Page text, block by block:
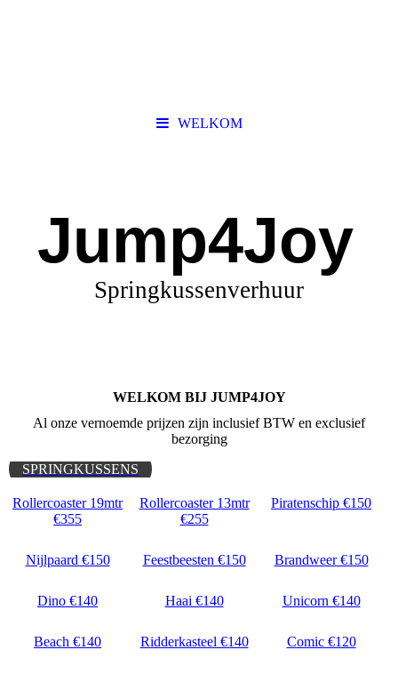
WELKOM
Jump4Joy
Springkussenverhuur
WELKOM BIJ JUMP4JOY
Al onze vernoemde prijzen zijn inclusief BTW en exclusief
bezorging
SPRINGKUSSENS
Rollercoaster 19mtr
€355
Rollercoaster 13mtr
€255
Piratenschip €150
Nijlpaard €150 Feestbeesten €150 Brandweer €150
Dino €140 Haai €140 Unicorn €140
Beach €140 Ridderkasteel €140 Comic €120